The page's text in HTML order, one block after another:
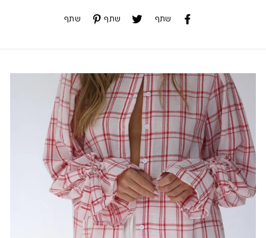
שתף שתף שתף שתף שתף